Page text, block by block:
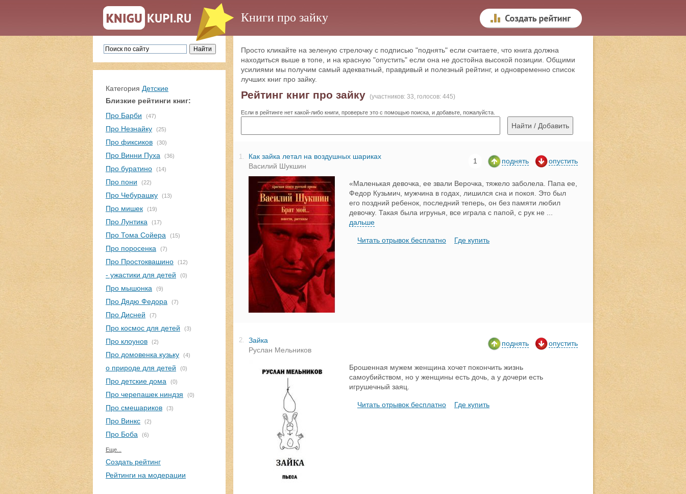
Книги про зайку
Категория Детские
Близкие рейтинги книг:
Про Барби
(47)
Про Незнайку (25)
Про фиксиков (30)
Про Винни Пуха (36)
Про буратино (14)
Про пони (22)
Про Чебурашку (13)
Про мишек (19)
Про Лунтика (17)
Про Тома Сойера (15)
Про поросенка (7)
Про Простоквашино (12)
- ужастики для детей (0)
Про мышонка (9)
Про Дядю Федора (7)
Про Дисней (7)
Про космос для детей (3)
Про клоунов (2)
Про домовенка кузьку (4)
о природе для детей (0)
Про детские дома (0)
Про черепашек ниндзя (0)
Про смешариков (3)
Про Винкс (2)
Про Боба (6)
Еще...
Создать рейтинг
Рейтинги на модерации
Просто кликайте на зеленую стрелочку с подписью "поднять" если считаете, что книга должна
находиться выше в топе, и на красную "опустить" если она не достойна высокой позиции. Общими
усилиями мы получим самый адекватный, правдивый и полезный рейтинг, и одновременно список
лучших книг про зайку.
Рейтинг книг про зайку (участников: 33, голосов: 445)
Если в рейтинге нет какой-либо книги, проверьте это с помощью поиска, и добавьте, пожалуйста.
1.
Как зайка летал на воздушных шариках
Василий Шукшин
1 поднять опустить
«Маленькая девочка, ее звали Верочка, тяжело заболела. Папа ее,
Федор Кузьмич, мужчина в годах, лишился сна и покоя. Это был
его поздний ребенок, последний теперь, он без памяти любил
девочку. Такая была игрунья, все играла с папой, с рук не
дальше
Читать отрывок бесплатно Где купить
2.
Зайка
Руслан Мельников
поднять опустить
Брошенная мужем женщина хочет покончить жизнь
самоубийством, но у женщины есть дочь, а у дочери есть
игрушечный заяц.
Читать отрывок бесплатно Где купить